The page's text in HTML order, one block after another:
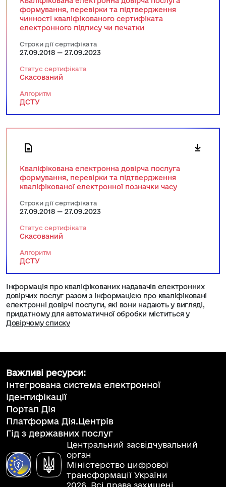
формування, перевірки та підтвердження
чинності кваліфікованого сертифіката
електронного підпису чи печатки
Строки дії сертифіката
27.09.2018 — 27.09.2023
Статус сертифіката
Скасований
Алгоритм
ДСТУ
Кваліфікована електронна довірча послуга
формування, перевірки та підтвердження
кваліфікованої електронної позначки часу
Строки дії сертифіката
27.09.2018 — 27.09.2023
Статус сертифіката
Скасований
Алгоритм
ДСТУ
Інформація про кваліфікованих надавачів електронних
довірчих послуг разом з інформацією про кваліфіковані
електронні довірчі послуги, які вони надають у вигляді,
придатному для автоматичної обробки міститься у
Довірчому списку
Центральний засвідчувальний
орган
Міністерство цифрової
трансформації України
2026. Всі права захищені.
Важливі ресурси:
Інтегрована система електронної
ідентифікації
Портал Дія
Платформа Дія.Центрів
Гід з державних послуг